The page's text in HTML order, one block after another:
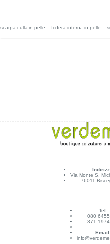
scarpa culla in pelle – fodera interna in pelle –
Via Monte S.
76011
Tel:
080
371
Email: